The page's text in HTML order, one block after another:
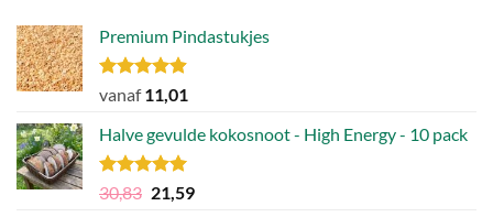
Premium Pindastukjes
Gewaardeerd
uit 5
vanaf11,01
Halve gevulde kokosnoot - High Energy - 10 pack
Gewaardeerd
4.92
uit 5
30,83 Oorspronkelijke
21,59Huidige